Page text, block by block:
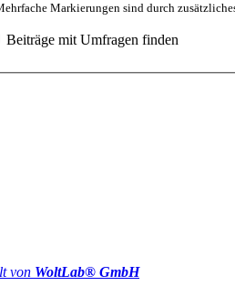
Markierungen sind durch
Beiträge mit Umfragen finden
von WoltLab® GmbH